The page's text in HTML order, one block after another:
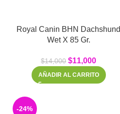
Royal Canin BHN Dachshund
Wet X 85 Gr.
$14,000 $11,000
AÑADIR AL CARRITO
-24%